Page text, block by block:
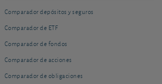
Comparador depósitos y seguros
Comparador de ETF
Comparador de fondos
Comparador de acciones
Comparador de obligaciones